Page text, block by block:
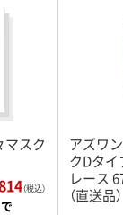
マスク
（税込）
アズワ
クDタイ
レース
（直送品）